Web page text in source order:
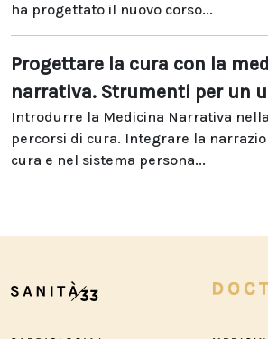
ha progettato il nuovo corso...
Progettare la cura con la
narrativa. Strumenti per un
Introdurre la Medicina Narrativa
percorsi di cura. Integrare la
cura e nel sistema persona...